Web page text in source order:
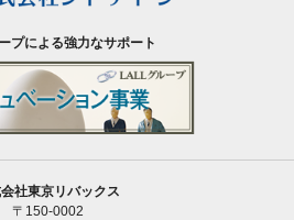
プによる強力なサポート
社東京リバックス
〒150-0002